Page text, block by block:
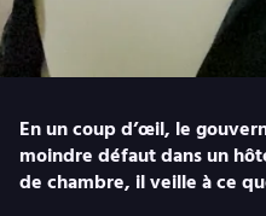
En un coup d’œil, le
moindre défaut dans un
de chambre, il veille à ce